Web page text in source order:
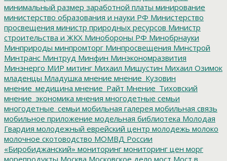
минимальный размер заработной платы минирование
министерство образования и науки РФ Министерство
просвещения министр природных ресурсов Министр
строительства и ЖКХ Минобороны РФ Минобрнауки
Минприроды минпромторг Минпросвещения Минстрой
Минтранс Минтруд Минфин Минэкономразвития
Минэнерго МИР митинг Михаил Мишустин Михаил Озимок
младенцы Младушка мнение мнение_Кузовин
мнение_медицина мнение_Райт Мнение_Тиховский
мнение_экономика мнения многодетные семьи
многодетные_семьи мобильная галерея мобильная связь
мобильное приложение модельная библиотека Молодая
Гвардия молодежный еврейский центр молодежь молоко
молочное скотоводство МОМВД России
«Биробиджанский» мониторинг мониторинг цен морг
морепродукты Москва Московское дело мост Мост в